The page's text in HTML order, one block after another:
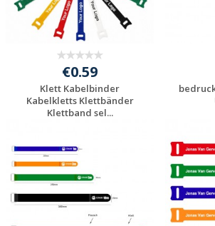
€0.59
Klett Kabelbinder
Kabelkletts Klettbänder
Klettband sel...
anfordern